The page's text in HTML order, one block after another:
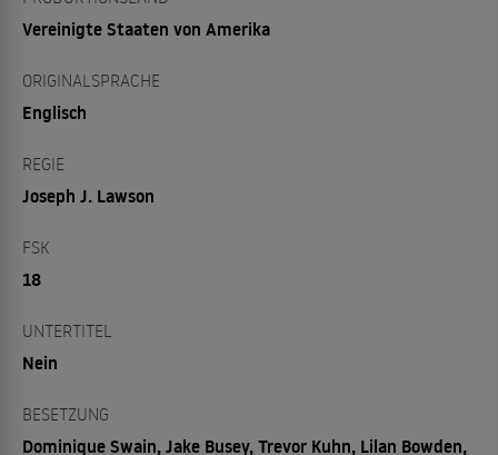
Vereinigte Staaten von Amerika
ORIGINALSPRACHE
Englisch
REGIE
Joseph J. Lawson
FSK
18
UNTERTITEL
Nein
BESETZUNG
Dominique Swain, Jake Busey, Trevor Kuhn, Lilan Bowden,